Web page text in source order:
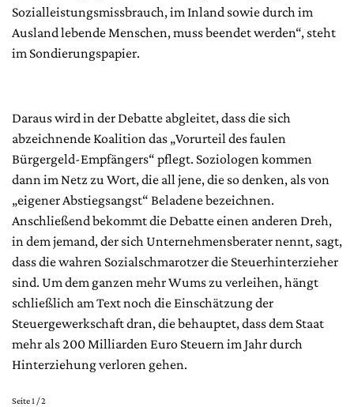
Sozialleistungsmissbrauch, im Inland sowie durch im
Ausland lebende Menschen, muss beendet werden“, steht
im Sondierungspapier.
Daraus wird in der Debatte abgleitet, dass die sich
abzeichnende Koalition das „Vorurteil des faulen
Bürgergeld-Empfängers“ pflegt. Soziologen kommen
dann im Netz zu Wort, die all jene, die so denken, als von
„eigener Abstiegsangst“ Beladene bezeichnen.
Anschließend bekommt die Debatte einen anderen Dreh,
in dem jemand, der sich Unternehmensberater nennt, sagt,
dass die wahren Sozialschmarotzer die Steuerhinterzieher
sind. Um dem ganzen mehr Wums zu verleihen, hängt
schließlich am Text noch die Einschätzung der
Steuergewerkschaft dran, die behauptet, dass dem Staat
mehr als 200 Milliarden Euro Steuern im Jahr durch
Hinterziehung verloren gehen.
Seite 1 / 2